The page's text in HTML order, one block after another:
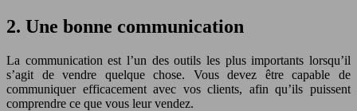
2. Une bonne communication
La communication est l’un des outils les plus importants lorsqu’il
s’agit de vendre quelque chose. Vous devez être capable de
communiquer efficacement avec vos clients, afin qu’ils puissent
comprendre ce que vous leur vendez.